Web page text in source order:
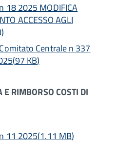
18 2025 MODIFICA
ACCESSO AGLI
)
Centrale n 337
(97 KB)
E RIMBORSO COSTI DI
11 2025(1.11 MB)